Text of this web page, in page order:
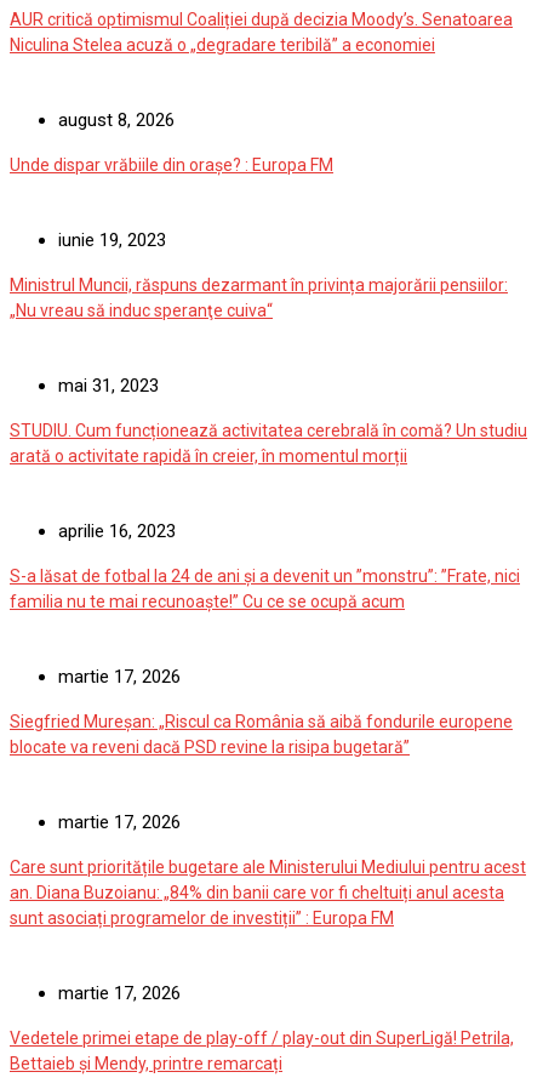
AUR critică optimismul Coaliției după decizia Moody’s. Senatoarea
Niculina Stelea acuză o „degradare teribilă” a economiei
august 8, 2026
Unde dispar vrăbiile din orașe? : Europa FM
iunie 19, 2023
Ministrul Muncii, răspuns dezarmant în privința majorării pensiilor:
„Nu vreau să induc speranţe cuiva“
mai 31, 2023
STUDIU. Cum funcționează activitatea cerebrală în comă? Un studiu
arată o activitate rapidă în creier, în momentul morții
aprilie 16, 2023
S-a lăsat de fotbal la 24 de ani și a devenit un ”monstru”: ”Frate, nici
familia nu te mai recunoaște!” Cu ce se ocupă acum
martie 17, 2026
Siegfried Mureșan: „Riscul ca România să aibă fondurile europene
blocate va reveni dacă PSD revine la risipa bugetară”
martie 17, 2026
Care sunt prioritățile bugetare ale Ministerului Mediului pentru acest
an. Diana Buzoianu: „84% din banii care vor fi cheltuiți anul acesta
sunt asociați programelor de investiții” : Europa FM
martie 17, 2026
Vedetele primei etape de play-off / play-out din SuperLigă! Petrila,
Bettaieb și Mendy, printre remarcați